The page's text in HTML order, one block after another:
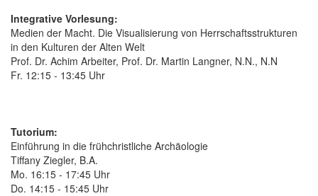
Integrative Vorlesung:
Medien der Macht. Die Visualisierung von Herrschaftsstrukturen
in den Kulturen der Alten Welt
Prof. Dr. Achim Arbeiter, Prof. Dr. Martin Langner, N.N., N.N
Fr. 12:15 - 13:45 Uhr
Tutorium:
Einführung in die frühchristliche Archäologie
Tiffany Ziegler, B.A.
Mo. 16:15 - 17:45 Uhr
Do. 14:15 - 15:45 Uhr